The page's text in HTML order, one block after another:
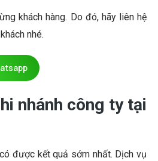
khách hàng. Do đó, hãy liên hệ
nhé.
nhánh công ty tại
được kết quả sớm nhất. Dịch vụ